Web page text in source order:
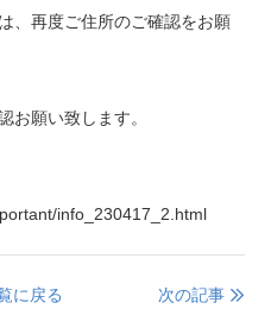
、再度ご住所のご確認をお願
お願い致します。
info_230417_2.html
に戻る 次の記事